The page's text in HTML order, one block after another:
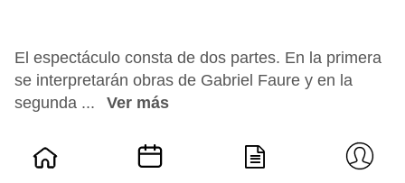
El espectáculo consta de dos partes. En la primera
se interpretarán obras de Gabriel Faure y en la
segunda ...
Ver más